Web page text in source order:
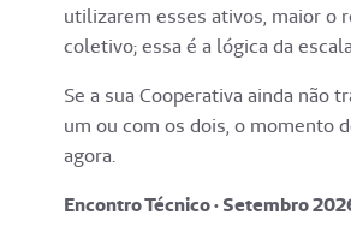
utilizarem esses ativos, maior o
coletivo; essa é a lógica da
Se a sua Cooperativa ainda não
um ou com os dois, o momento
agora.
Encontro Técnico · Setembro